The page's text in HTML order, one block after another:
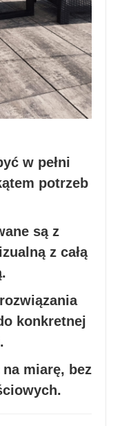
w pełni
potrzeb
są z
z całą
konkretnej
miarę, bez